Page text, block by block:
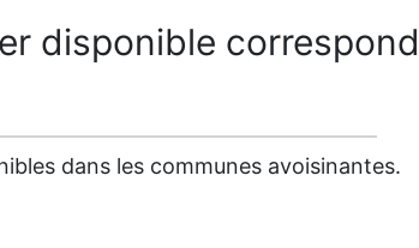
disponible
dans les communes avoisinantes.